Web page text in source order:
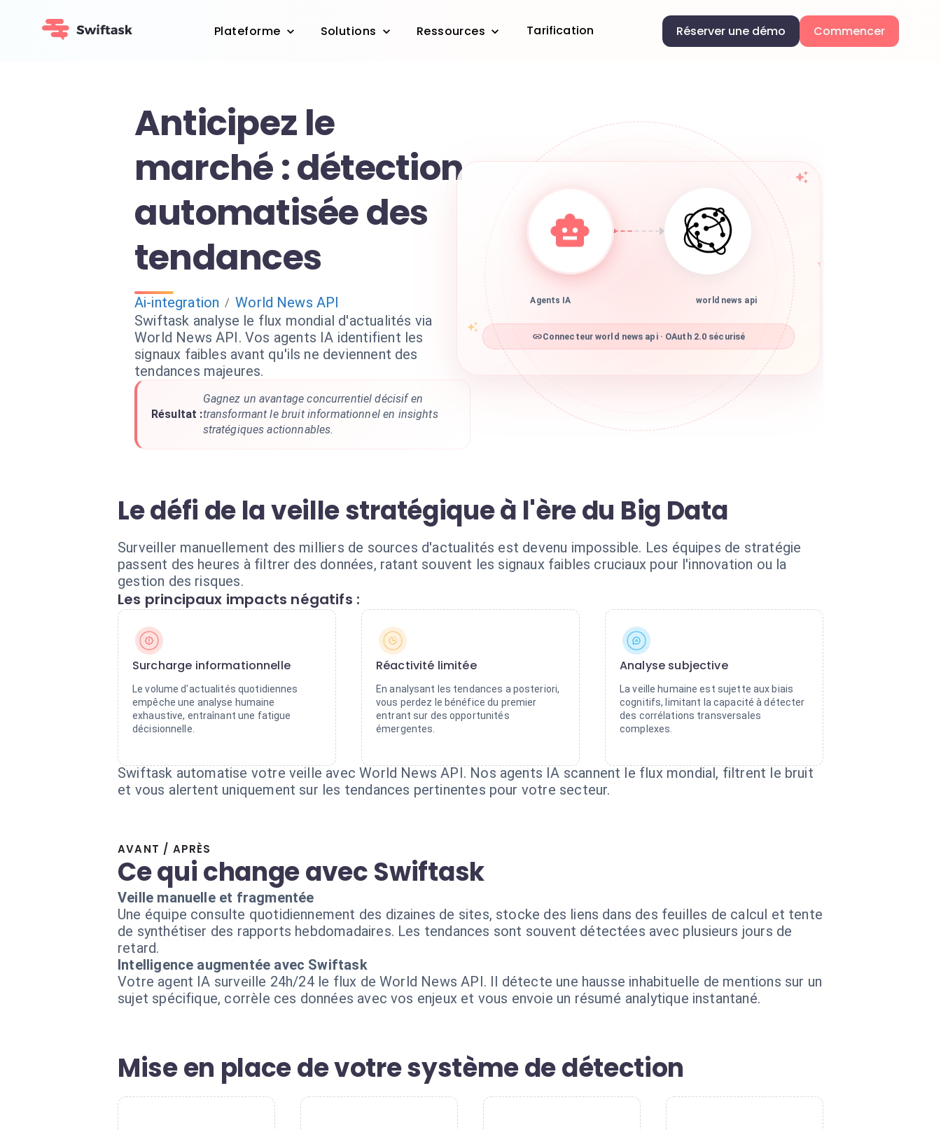
Plateforme Solutions Ressources Tarification Réserver une démo Commencer
Anticipez le
marché : détection
automatisée des
tendances
Ai-integration / World News API
Swiftask analyse le flux mondial d'actualités via
World News API. Vos agents IA identifient les
signaux faibles avant qu'ils ne deviennent des
tendances majeures.
Résultat :
Gagnez un avantage concurrentiel décisif en
transformant le bruit informationnel en insights
stratégiques actionnables.
Agents IA world news api
Connecteur world news api · OAuth 2.0 sécurisé
Le défi de la veille stratégique à l'ère du Big Data
Surveiller manuellement des milliers de sources d'actualités est devenu impossible. Les équipes de stratégie
passent des heures à filtrer des données, ratant souvent les signaux faibles cruciaux pour l'innovation ou la
gestion des risques.
Les principaux impacts négatifs :
Surcharge informationnelle
Le volume d'actualités quotidiennes
empêche une analyse humaine
exhaustive, entraînant une fatigue
décisionnelle.
Réactivité limitée
En analysant les tendances a posteriori,
vous perdez le bénéfice du premier
entrant sur des opportunités
émergentes.
Analyse subjective
La veille humaine est sujette aux biais
cognitifs, limitant la capacité à détecter
des corrélations transversales
complexes.
Swiftask automatise votre veille avec World News API. Nos agents IA scannent le flux mondial, filtrent le bruit
et vous alertent uniquement sur les tendances pertinentes pour votre secteur.
AVANT / APRÈS
Ce qui change avec Swiftask
Veille manuelle et fragmentée
Une équipe consulte quotidiennement des dizaines de sites, stocke des liens dans des feuilles de calcul et tente
de synthétiser des rapports hebdomadaires. Les tendances sont souvent détectées avec plusieurs jours de
retard.
Intelligence augmentée avec Swiftask
Votre agent IA surveille 24h/24 le flux de World News API. Il détecte une hausse inhabituelle de mentions sur un
sujet spécifique, corrèle ces données avec vos enjeux et vous envoie un résumé analytique instantané.
Mise en place de votre système de détection